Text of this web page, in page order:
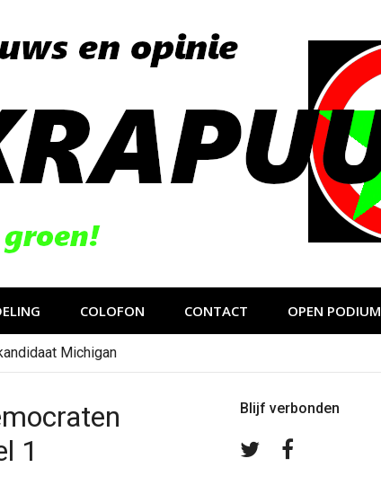
COLOFON CONTACT OPEN PODIUM
Michigan
1
Blijf verbonden
Volg